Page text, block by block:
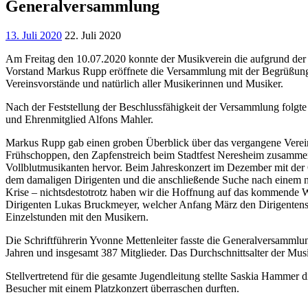
Generalversammlung
13. Juli 2020 22. Juli 2020
Am Freitag den 10.07.2020 konnte der Musikverein die aufgrund
Vorstand Markus Rupp eröffnete die Versammlung mit der
Vereinsvorstände und natürlich aller Musikerinnen und Musiker.
Nach der Feststellung der Beschlussfähigkeit der Versammlung
und Ehrenmitglied Alfons Mahler.
Markus Rupp gab einen groben Überblick über das vergangene
Frühschoppen, den Zapfenstreich beim Stadtfest Neresheim
Vollblutmusikanten hervor. Beim Jahreskonzert im Dezember mit
dem damaligen Dirigenten und die anschließende Suche nach
Krise – nichtsdestotrotz haben wir die Hoffnung auf das kommende
Dirigenten Lukas Bruckmeyer, welcher Anfang März den
Einzelstunden mit den Musikern.
Die Schriftführerin Yvonne Mettenleiter fasste die
Jahren und insgesamt 387 Mitglieder. Das Durchschnittsalter der
Stellvertretend für die gesamte Jugendleitung stellte Saskia
Besucher mit einem Platzkonzert überraschen durften.